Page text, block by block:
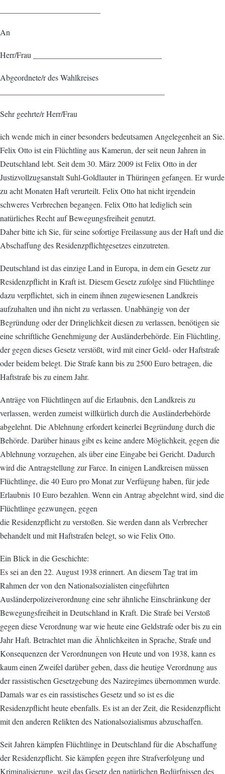
An
Herr/Frau ________________________________
Abgeordnete/r des Wahlkreises
Sehr geehrte/r Herr/Frau
ich wende mich in einer besonders bedeutsamen Angelegenheit an Sie.
Felix Otto ist ein Flüchtling aus Kamerun, der seit neun Jahren in
Deutschland lebt. Seit dem 30. März 2009 ist Felix Otto in der
Justizvollzugsanstalt Suhl-Goldlauter in Thüringen gefangen. Er wurde
zu acht Monaten Haft verurteilt. Felix Otto hat nicht irgendein
schweres Verbrechen begangen. Felix Otto hat lediglich sein
natürliches Recht auf Bewegungsfreiheit genutzt.
Daher bitte ich Sie, für seine sofortige Freilassung aus der Haft und die
Abschaffung des Residenzpflichtgesetzes einzutreten.
Deutschland ist das einzige Land in Europa, in dem ein Gesetz zur
Residenzpflicht in Kraft ist. Diesem Gesetz zufolge sind Flüchtlinge
dazu verpflichtet, sich in einem ihnen zugewiesenen Landkreis
aufzuhalten und ihn nicht zu verlassen. Unabhängig von der
Begründung oder der Dringlichkeit diesen zu verlassen, benötigen sie
eine schriftliche Genehmigung der Ausländerbehörde. Ein Flüchtling,
der gegen dieses Gesetz verstößt, wird mit einer Geld- oder Haftstrafe
oder beidem belegt. Die Strafe kann bis zu 2500 Euro betragen, die
Haftstrafe bis zu einem Jahr.
Anträge von Flüchtlingen auf die Erlaubnis, den Landkreis zu
verlassen, werden zumeist willkürlich durch die Ausländerbehörde
abgelehnt. Die Ablehnung erfordert keinerlei Begründung durch die
Behörde. Darüber hinaus gibt es keine andere Möglichkeit, gegen die
Ablehnung vorzugehen, als über eine Eingabe bei Gericht. Dadurch
wird die Antragstellung zur Farce. In einigen Landkreisen müssen
Flüchtlinge, die 40 Euro pro Monat zur Verfügung haben, für jede
Erlaubnis 10 Euro bezahlen. Wenn ein Antrag abgelehnt wird, sind die
Flüchtlinge gezwungen, gegen
die Residenzpflicht zu verstoßen. Sie werden dann als Verbrecher
behandelt und mit Haftstrafen belegt, so wie Felix Otto.
Ein Blick in die Geschichte:
Es sei an den 22. August 1938 erinnert. An diesem Tag trat im
Rahmen der von den Nationalsozialisten eingeführten
Ausländerpolizeiverordnung eine sehr ähnliche Einschränkung der
Bewegungsfreiheit in Deutschland in Kraft. Die Strafe bei Verstoß
gegen diese Verordnung war wie heute eine Geldstrafe oder bis zu ein
Jahr Haft. Betrachtet man die Ähnlichkeiten in Sprache, Strafe und
Konsequenzen der Verordnungen von Heute und von 1938, kann es
kaum einen Zweifel darüber geben, dass die heutige Verordnung aus
der rassistischen Gesetzgebung des Naziregimes übernommen wurde.
Damals war es ein rassistisches Gesetz und so ist es die
Residenzpflicht heute ebenfalls. Es ist an der Zeit, die Residenzpflicht
mit den anderen Relikten des Nationalsozialismus abzuschaffen.
Seit Jahren kämpfen Flüchtlinge in Deutschland für die Abschaffung
der Residenzpflicht. Sie kämpfen gegen ihre Strafverfolgung und
Kriminalisierung, weil das Gesetz den natürlichen Bedürfnissen des